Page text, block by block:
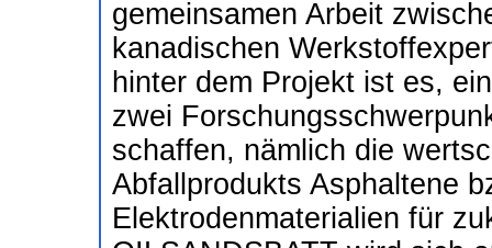
gemeinsamen Arbeit
kanadischen
hinter dem Projekt ist es,
zwei
schaffen, nämlich die
Abfallprodukts Asphaltene
Elektrodenmaterialien für